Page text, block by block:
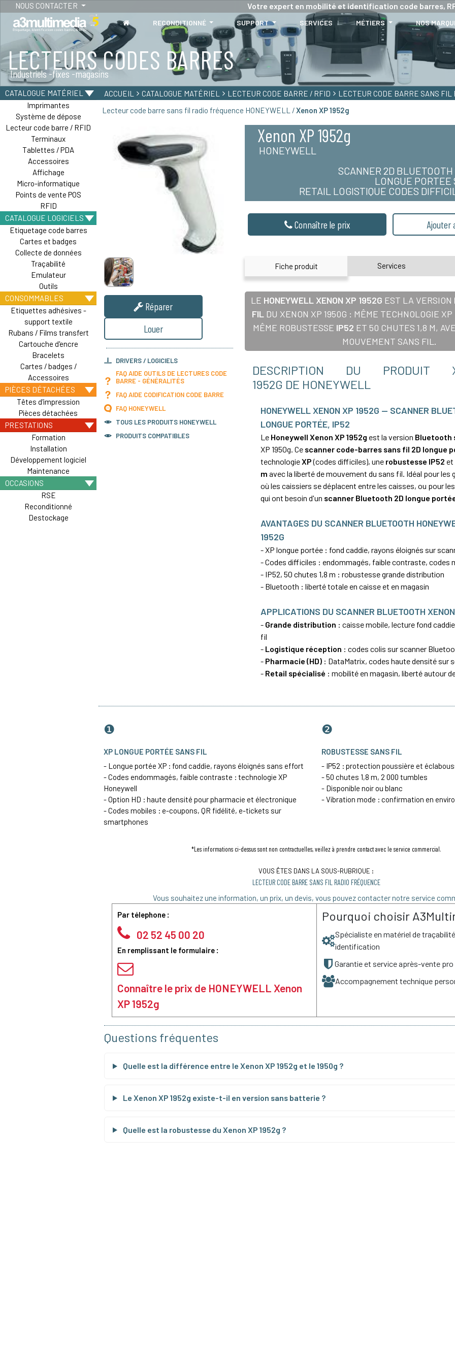
NOUS CONTACTER Votre expert en mobilité et identification code barres,
RECONDITIONNÉ SUPPORT SERVICES MÉTIERS NOS
LECTEURS CODES BARRES
Industriels -fixes -magasins
TABLETTES
Tablettes durcies - étanches - Résistantes
CATALOGUE MATÉRIEL
Imprimantes
Système de dépose
Lecteur code barre / RFID
Terminaux
Tablettes / PDA
Accessoires
Affichage
Micro-informatique
Points de vente POS
RFID
CATALOGUE LOGICIELS
Etiquetage code barres
Cartes et badges
Collecte de données
Traçabilité
Emulateur
Outils
CONSOMMABLES
Etiquettes adhésives -
support textile
Rubans / Films transfert
Cartouche d'encre
Bracelets
Cartes / badges /
Accessoires
PIÈCES DÉTACHÉES
Têtes d'impression
Pièces détachées
PRESTATIONS
Formation
Installation
Développement logiciel
Maintenance
OCCASIONS
RSE
Reconditionné
Destockage
ACCUEIL CATALOGUE MATÉRIEL LECTEUR CODE BARRE / RFID LECTEUR CODE BARRE SANS FIL
Lecteur code barre sans fil radio fréquence HONEYWELL /Xenon XP 1952g
Réparer
Louer
DRIVERS / LOGICIELS
FAQ AIDE OUTILS DE LECTURES CODE
BARRE - GÉNÉRALITÉS
FAQ AIDE CODIFICATION CODE BARRE
FAQ HONEYWELL
TOUS LES PRODUITS HONEYWELL
PRODUITS COMPATIBLES
Xenon XP 1952g
HONEYWELL
SCANNER 2D
LONGUE
RETAIL LOGISTIQUE CODES
Connaître le prix Ajouter
Fiche produit Services
LE HONEYWELL XENON XP 1952G EST LA VERSION
FIL DU XENON XP 1950G : MÊME TECHNOLOGIE
MÊME ROBUSTESSE IP52 ET 50 CHUTES 1,8 M,
MOUVEMENT SANS FIL.
DESCRIPTION DU PRODUIT
1952G DE HONEYWELL
HONEYWELL XENON XP 1952G — SCANNER
LONGUE PORTÉE, IP52
Le Honeywell Xenon XP 1952g est la version Bluetooth
XP 1950g. Ce scanner code-barres sans fil 2D longue
technologieXP(codes difficiles), une robustesse IP52 et
m avec la liberté de mouvement du sans fil. Idéal pour les
où les caissiers se déplacent entre les caisses, ou pour
qui ont besoin d'un scanner Bluetooth 2D longue
AVANTAGES DU SCANNER BLUETOOTH
1952G
- XP longue portée : fond caddie, rayons éloignés sur
- Codes difficiles : endommagés, faible contraste, codes
- IP52, 50 chutes 1,8 m : robustesse grande distribution
- Bluetooth : liberté totale en caisse et en magasin
APPLICATIONS DU SCANNER BLUETOOTH
- Grande distribution : caisse mobile, lecture fond
fil
- Logistique réception : codescolis sur scanner
- Pharmacie (HD) : DataMatrix, codes haute densité sur
- Retail spécialisé : mobilité en magasin, liberté autour
❶
XP LONGUE PORTÉE SANS FIL
- Longue portée XP : fond caddie, rayons éloignés sans effort
- Codes endommagés, faible contraste : technologie XP
Honeywell
- Option HD : haute densité pour pharmacie et électronique
- Codes mobiles : e-coupons, QR fidélité, e-tickets sur
smartphones
❷
ROBUSTESSE SANS FIL
- IP52 : protection poussière et
- 50 chutes 1,8 m, 2 000 tumbles
- Disponible noir ou blanc
- Vibration mode : confirmation en
*Les informations ci-dessus sont non contractuelles, veillez à prendre contact avec le service commercial.
VOUS ÊTES DANS LA SOUS-RUBRIQUE :
LECTEUR CODE BARRE SANS FIL RADIO FRÉQUENCE
Vous souhaitez une information, un prix, un devis, vous pouvez contacter notre service
Par télephone :
02 52 45 00 20
En remplissant le formulaire :
Connaître le prix de HONEYWELL Xenon
XP 1952g
Pourquoi choisir
Spécialiste en matériel de
identification
Garantie et service après-vente pro
Accompagnement technique
Questions fréquentes
Quelle est la différence entre le Xenon XP 1952g et le 1950g ?
Le Xenon XP 1952g existe-t-il en version sans batterie ?
Quelle est la robustesse du Xenon XP 1952g ?